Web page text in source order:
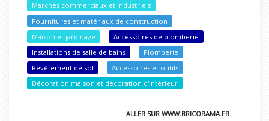
Marchés commerciaux et industriels
Fournitures et matériaux de construction
Maison et jardinage
Accessoires de plomberie
Installations de salle de bains
Plomberie
Revêtement de sol
Accessoires et outils
Décoration maison et décoration d'intérieur
ALLER SUR WWW.BRICORAMA.FR